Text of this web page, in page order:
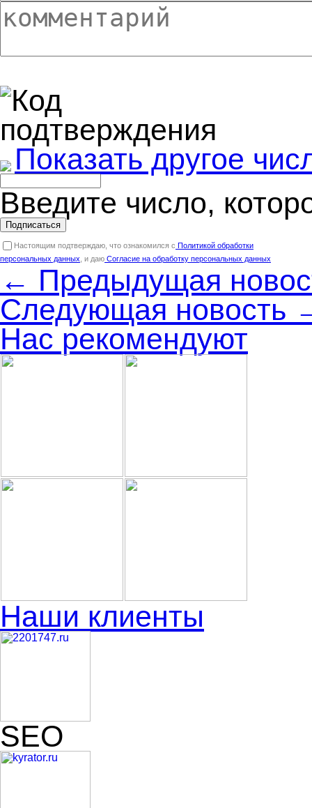
Показать другое
Введите число,
Подписаться
Настоящим подтверждаю, что ознакомился с Политикой обработки
персональных данных , и даю Согласие на обработку персональных данных
← Предыдущая
Следующая новость
Нас рекомендуют
Наши клиенты
SEO